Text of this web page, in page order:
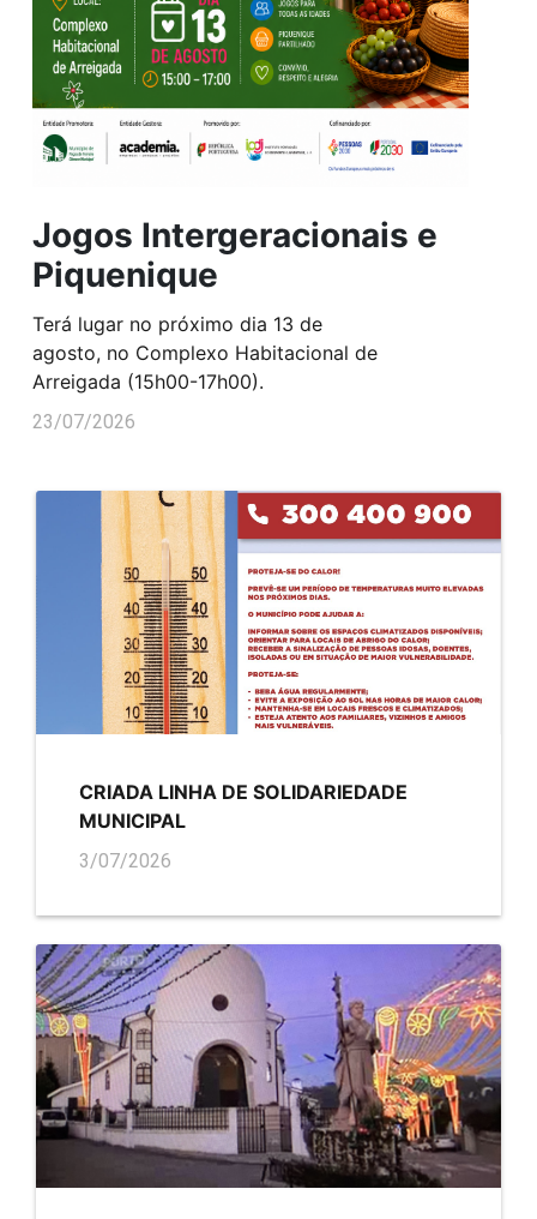
Jogos Intergeracionais e
Piquenique
Terá lugar no próximo dia 13 de
agosto, no Complexo Habitacional de
Arreigada (15h00-17h00).
23/07/2026
CRIADA LINHA DE SOLIDARIEDADE
MUNICIPAL
3/07/2026